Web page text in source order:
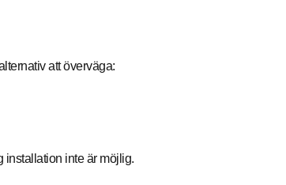
att överväga:
installation inte är möjlig.